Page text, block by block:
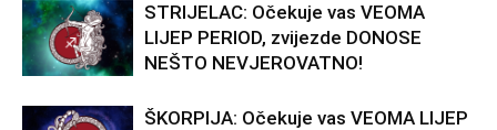
STRIJELAC: Očekuje vas VEOMA
LIJEP PERIOD, zvijezde DONOSE
NEŠTO NEVJEROVATNO!
ŠKORPIJA: Očekuje vas VEOMA LIJEP